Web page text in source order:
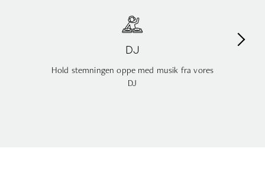
Brandede cocktails
Giv aftenen dit fingeraftryk med drinks
prydet med dit logo